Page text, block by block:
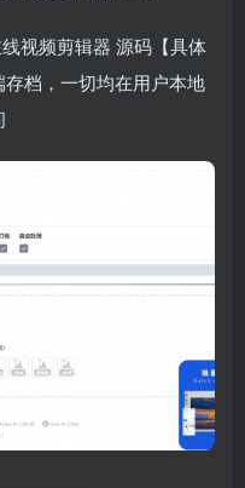
视频剪辑器 源码【具体
档，一切均在用户本地